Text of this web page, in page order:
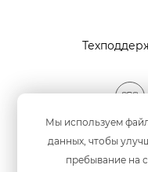
Мы используем
данных, чтобы
пребывание на
Мы